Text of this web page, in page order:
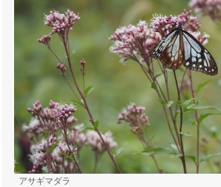
アサギマダラ